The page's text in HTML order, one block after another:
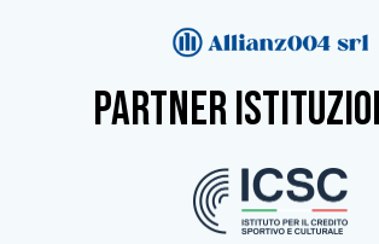
partner